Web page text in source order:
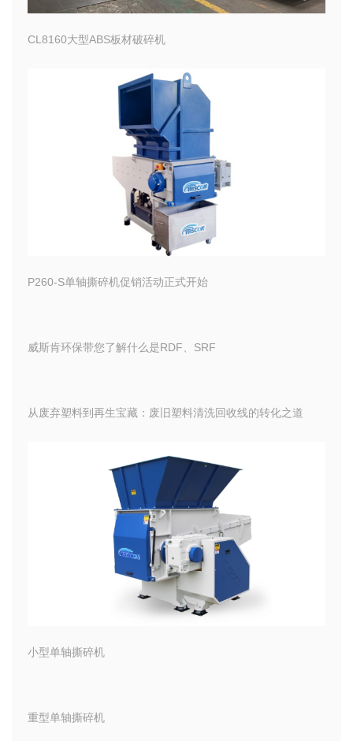
CL8160大型ABS板材破碎机
P260-S单轴撕碎机促销活动正式开始
威斯肯环保带您了解什么是RDF、SRF
从废弃塑料到再生宝藏：废旧塑料清洗回收线的转化之道
小型单轴撕碎机
重型单轴撕碎机